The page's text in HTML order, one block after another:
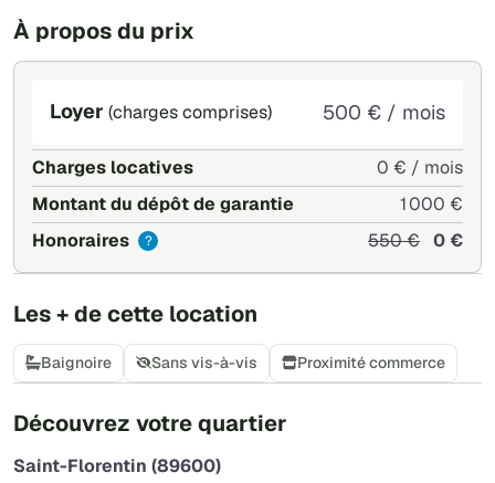
À propos du prix
Loyer (charges comprises) 500 € / mois
Charges locatives
0 € / mois
Montant du dépôt de garantie
1 000 €
Honoraires
? 550 € 0 €
Les + de cette location
Baignoire Sans vis-à-vis Proximité commerce
Découvrez votre quartier
Saint-Florentin (89600)